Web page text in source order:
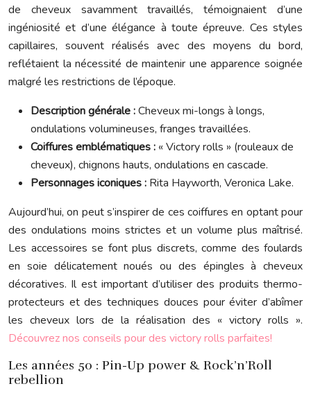
de cheveux savamment travaillés, témoignaient d’une
ingéniosité et d’une élégance à toute épreuve. Ces styles
capillaires, souvent réalisés avec des moyens du bord,
reflétaient la nécessité de maintenir une apparence soignée
malgré les restrictions de l’époque.
Description générale :Cheveux mi-longs à longs,
ondulations volumineuses, franges travaillées.
Coiffures emblématiques : « Victory rolls » (rouleaux de
cheveux), chignons hauts, ondulations en cascade.
Personnages iconiques : Rita Hayworth, Veronica Lake.
Aujourd’hui, on peut s’inspirer de ces coiffures en optant pour
des ondulations moins strictes et un volume plus maîtrisé.
Les accessoires se font plus discrets, comme des foulards
en soie délicatement noués ou des épingles à cheveux
décoratives. Il est important d’utiliser des produits thermo-
protecteurs et des techniques douces pour éviter d’abîmer
les cheveux lors de la réalisation des « victory rolls ».
Découvrez nos conseils pour des victory rolls parfaites!
Les années 50 : Pin-Up power & Rock’n’Roll
rebellion